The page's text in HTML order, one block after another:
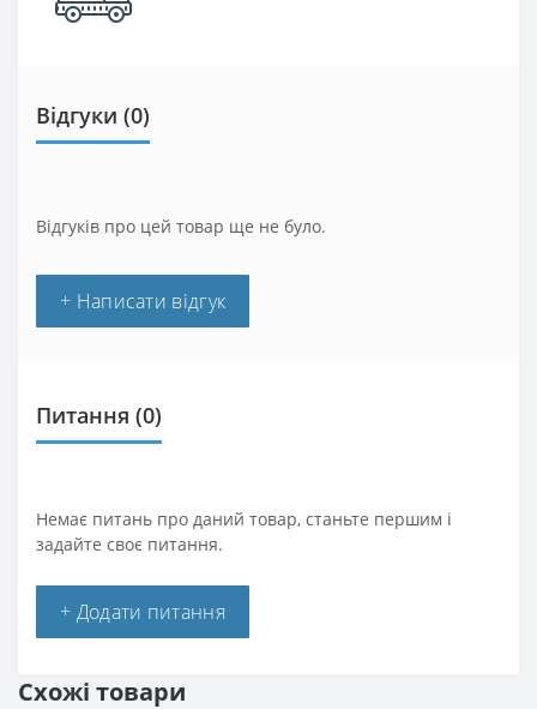
Відгуки (0)
Відгуків про цей товар ще не було.
+ Написати відгук
Питання (0)
Немає питань про даний товар, станьте першим і
задайте своє питання.
+ Додати питання
Схожі товари